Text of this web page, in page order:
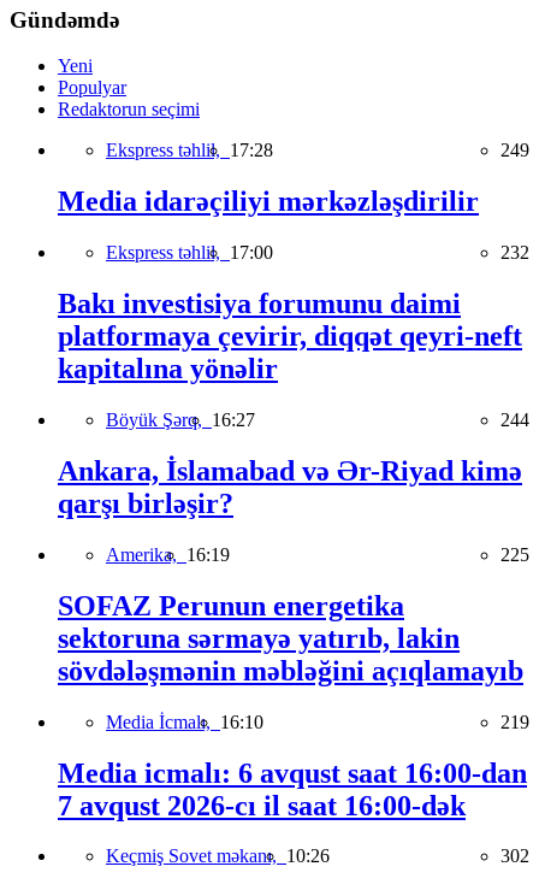
Gündəmdə
Yeni
Populyar
Redaktorun seçimi
Ekspress təhlil, 17:28 249
Media idarəçiliyi mərkəzləşdirilir
Ekspress təhlil, 17:00 232
Bakı investisiya forumunu daimi
platformaya çevirir, diqqət qeyri-neft
kapitalına yönəlir
Böyük Şərq, 16:27 244
Ankara, İslamabad və Ər-Riyad kimə
qarşı birləşir?
Amerika, 16:19 225
SOFAZ Perunun energetika
sektoruna sərmayə yatırıb, lakin
sövdələşmənin məbləğini açıqlamayıb
Media İcmalı, 16:10 219
Media icmalı: 6 avqust saat 16:00-dan
7 avqust 2026-cı il saat 16:00-dək
Keçmiş Sovet məkanı, 10:26 302